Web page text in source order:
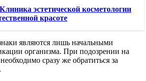
Клиника эстетической косметологии
красоте
являются лишь начальными
организма. При подозрении на
сразу же обратиться за